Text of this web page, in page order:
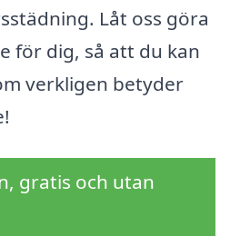
Låt oss göra
för dig, så att du kan
verkligen betyder
gratis och utan